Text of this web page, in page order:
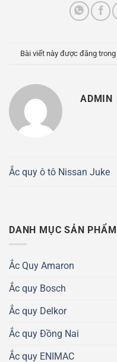
Bài viết này được đăng trong
ADMIN
Ắc quy ô tô Nissan Juke
DANH MỤC SẢN PHẨM
Ắc Quy Amaron
Ắc quy Bosch
Ắc quy Delkor
Ắc quy Đồng Nai
Ắc quy ENIMAC